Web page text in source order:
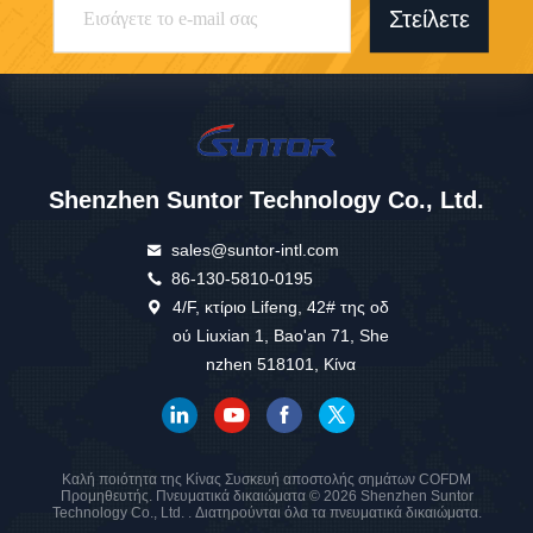
Στείλετε
Shenzhen Suntor Technology Co., Ltd.
sales@suntor-intl.com
86-130-5810-0195
4/F, κτίριο Lifeng, 42# της οδ
ού Liuxian 1, Bao'an 71, She
nzhen 518101, Κίνα
Καλή ποιότητα της Κίνας Συσκευή αποστολής σημάτων COFDM
Προμηθευτής. Πνευματικά δικαιώματα © 2026 Shenzhen Suntor
Technology Co., Ltd. . Διατηρούνται όλα τα πνευματικά δικαιώματα.